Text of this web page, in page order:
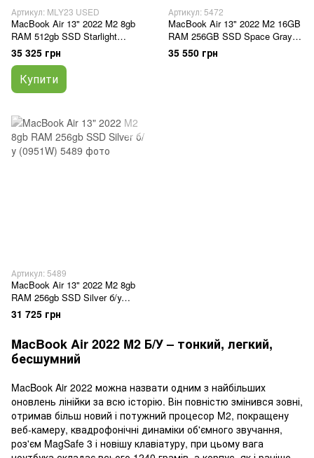
Артикул: MLY23 USED
MacBook Air 13" 2022 M2 8gb
RAM 512gb SSD Starlight
(MLY23) USED
35 325 грн
Купити
Артикул: 5472
MacBook Air 13" 2022 M2 16GB
RAM 256GB SSD Space Gray б/
у (C0X5R)
35 550 грн
Артикул: 5489
MacBook Air 13" 2022 M2 8gb
RAM 256gb SSD Silver б/у
(0951W)
31 725 грн
MacBook Air 2022 M2 Б/У – тонкий, легкий,
бесшумний
MacBook Air 2022 можна назвати одним з найбільших
оновлень лінійки за всю історію. Він повністю змінився зовні,
отримав більш новий і потужний процесор M2, покращену
веб-камеру, квадрофонічні динаміки об'ємного звучання,
роз'єм MagSafe 3 і новішу клавіатуру, при цьому вага